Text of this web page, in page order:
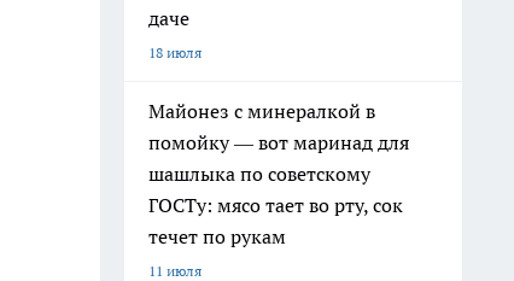
даче
18 июля
Майонез с минералкой в
помойку — вот маринад для
шашлыка по советскому
ГОСТу: мясо тает во рту, сок
течет по рукам
11 июля